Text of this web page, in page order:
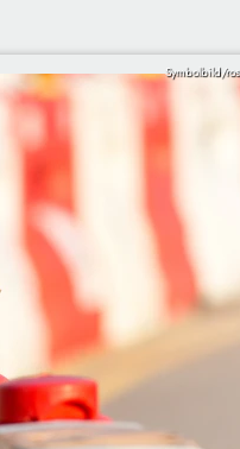
Symbolbild/